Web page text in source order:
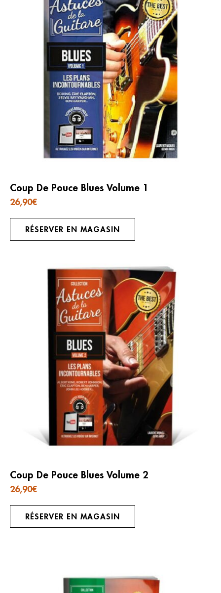
Coup De Pouce Blues Volume 1
26,90€
RÉSERVER EN MAGASIN
Coup De Pouce Blues Volume 2
26,90€
RÉSERVER EN MAGASIN